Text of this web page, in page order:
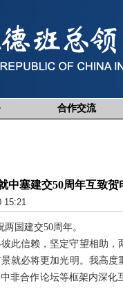
合作交流
中塞建交50周年互致贺
15:21
国建交50周年。
此信赖，坚定守望相助
就必将更加光明。我高
非合作论坛等框架内深